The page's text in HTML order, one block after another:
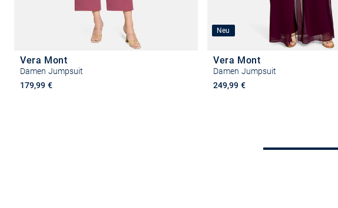
Vera Mont
Damen Jumpsuit
179,99 €
Neu
Vera Mont
Damen Jumpsuit
249,99 €
Größe auswählen